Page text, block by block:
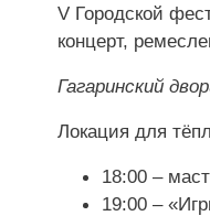
V Городской
концерт,
Гагаринский
Локация для
18:00 –
19:00 –